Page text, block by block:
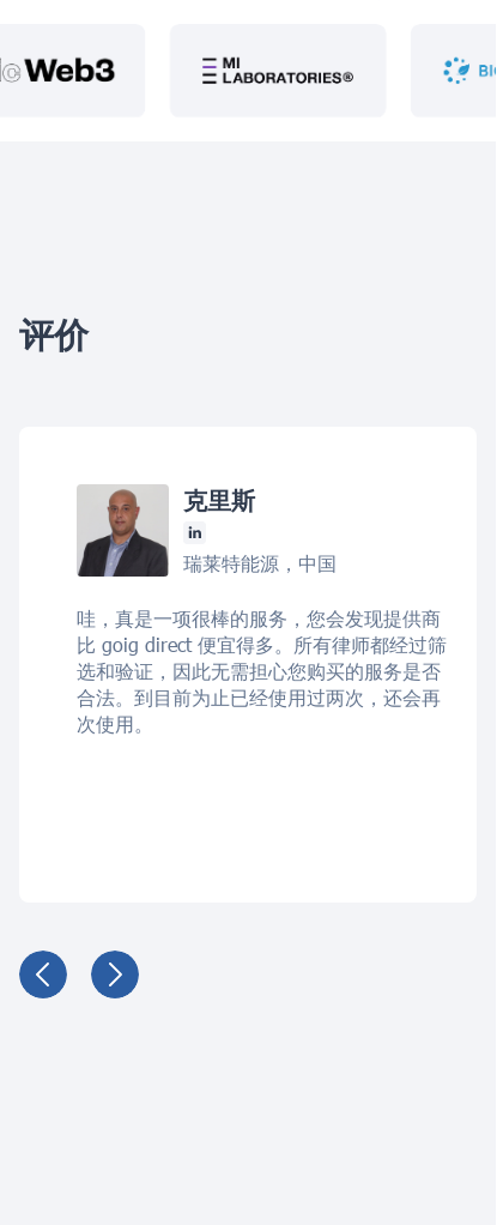
评价
克里斯
瑞莱特能源，中国
哇，真是一项很棒的服务，您会发现提供商
比 goig direct 便宜得多。所有律师都经过筛
选和验证，因此无需担心您购买的服务是否
合法。到目前为止已经使用过两次，还会再
次使用。